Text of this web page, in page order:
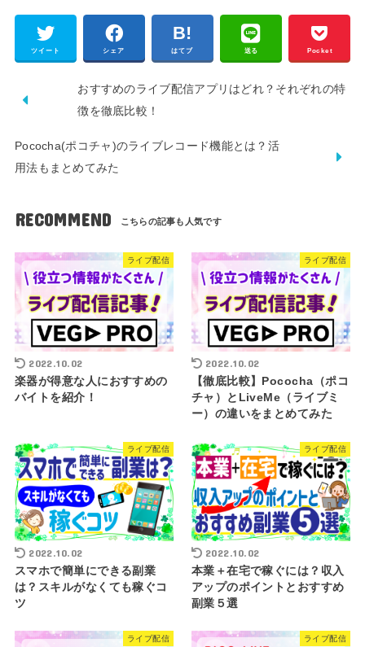
ツイート シェア はてブ 送る Pocket
おすすめのライブ配信アプリはどれ？それぞれの特
徴を徹底比較！
Pococha(ポコチャ)のライブレコード機能とは？活
用法もまとめてみた
RECOMMEND
ライブ配信
2022.10.02
楽器が得意な人におすすめの
バイトを紹介！
ライブ配信
2022.10.02
【徹底比較】Pococha（ポコ
チャ）とLiveMe（ライブミ
ー）の違いをまとめてみた
ライブ配信
2022.10.02
スマホで簡単にできる副業
は？スキルがなくても稼ぐコ
ツ
ライブ配信
2022.10.02
本業＋在宅で稼ぐには？収入
アップのポイントとおすすめ
副業５選
ライブ配信 ライブ配信